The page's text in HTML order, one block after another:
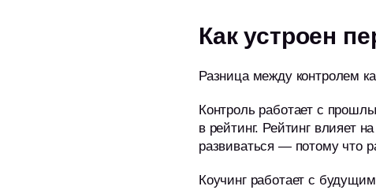
Как устроен
Разница между контролем
Контроль работает с
в рейтинг. Рейтинг влияет
развиваться — потому что
Коучинг работает с